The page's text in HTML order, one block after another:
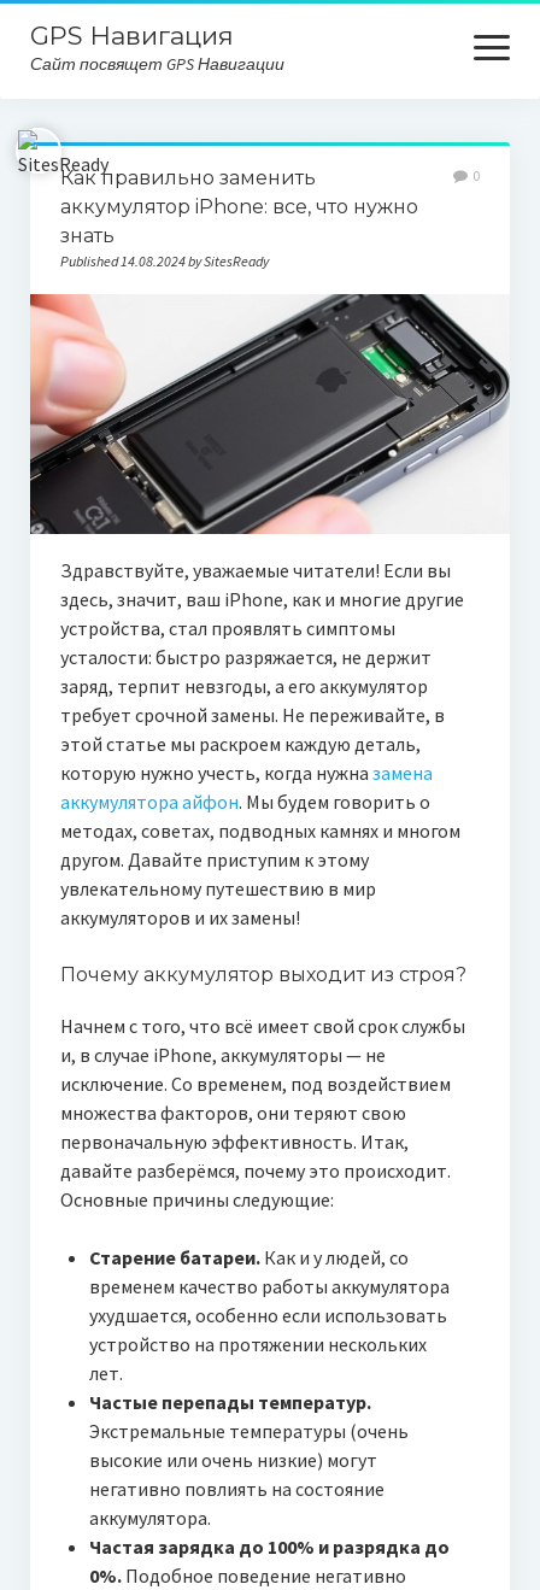
GPS Навигация
Сайт посвящет GPS Навигации
open
menu
Главная
Карта сайта
Как правильно заменить
аккумулятор iPhone: все, что нужно
знать
Published 14.08.2024 by SitesReady
0
Здравствуйте, уважаемые читатели! Если вы
здесь, значит, ваш iPhone, как и многие другие
устройства, стал проявлять симптомы
усталости: быстро разряжается, не держит
заряд, терпит невзгоды, а его аккумулятор
требует срочной замены. Не переживайте, в
этой статье мы раскроем каждую деталь,
которую нужно учесть, когда нужна замена
аккумулятора айфон. Мы будем говорить о
методах, советах, подводных камнях и многом
другом. Давайте приступим к этому
увлекательному путешествию в мир
аккумуляторов и их замены!
Почему аккумулятор выходит из строя?
Начнем с того, что всё имеет свой срок службы
и, в случае iPhone, аккумуляторы — не
исключение. Со временем, под воздействием
множества факторов, они теряют свою
первоначальную эффективность. Итак,
давайте разберёмся, почему это происходит.
Основные причины следующие:
Старение батареи.Как и у людей, со
временем качество работы аккумулятора
ухудшается, особенно если использовать
устройство на протяжении нескольких
лет.
Частые перепады температур.
Экстремальные температуры (очень
высокие или очень низкие) могут
негативно повлиять на состояние
аккумулятора.
Частая зарядка до 100% и разрядка до
0%.Подобное поведение негативно